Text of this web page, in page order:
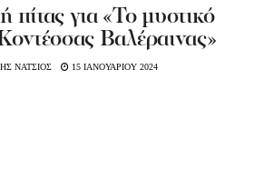
πίτας για «Το μυστικό
Βαλέραινας»
ΝΑΤΣΙΟΣ 15 ΙΑΝΟΥΑΡΙΟΥ 2024